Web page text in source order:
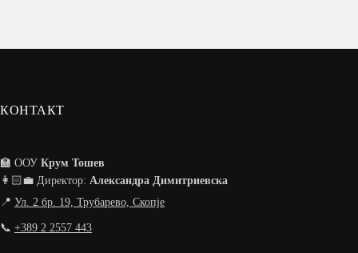
КОНТАКТ
🏫 ООУ Крум Тошев
👩🏻‍💼 Директор: Александра Димитриевска
📍 Ул. 2 бр. 19, Трубарево, Скопје
📞 +389 2 2557 443